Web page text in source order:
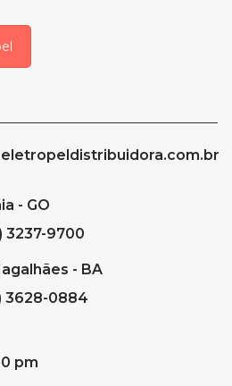
- GO
3237-9700
- BA
3628-0884
pm